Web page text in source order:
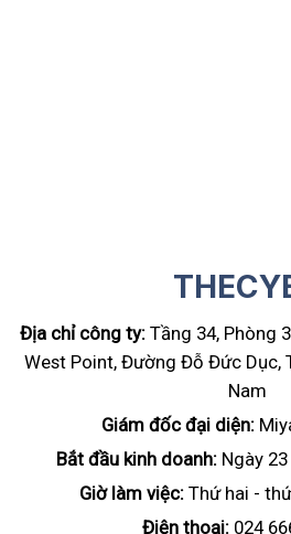
Địa chỉ công ty: Tầng 34, Phòng
West Point, Đường Đỗ Đức Dục,
Nam
Giám đốc đại diện:
Bắt đầu kinh doanh:Ngày 23
Giờ làm việc: Thứ hai -
Điện thoại: 024